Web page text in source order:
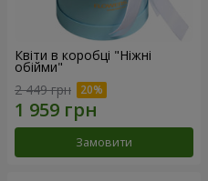
Квіти в коробці "Ніжні
обійми"
2 449 грн
Замовити